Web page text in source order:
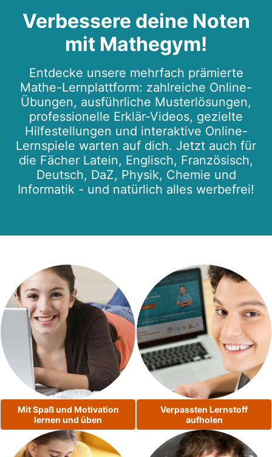
Verbessere deine Noten
mit Mathegym!
Entdecke unsere mehrfach prämierte
Mathe-Lernplattform: zahlreiche Online-
Übungen, ausführliche Musterlösungen,
professionelle Erklär-Videos, gezielte
Hilfestellungen und interaktive Online-
Lernspiele warten auf dich. Jetzt auch für
die Fächer Latein, Englisch, Französisch,
Deutsch, DaZ, Physik, Chemie und
Informatik - und natürlich alles werbefrei!
Mit Spaß und Motivation
lernen und üben
Verpassten Lernstoff
aufholen